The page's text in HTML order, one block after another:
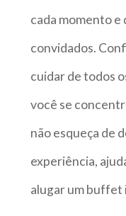
cada momento e
convidados.
cuidar de todos
você se
não esqueça de
experiência,
alugar um buffet